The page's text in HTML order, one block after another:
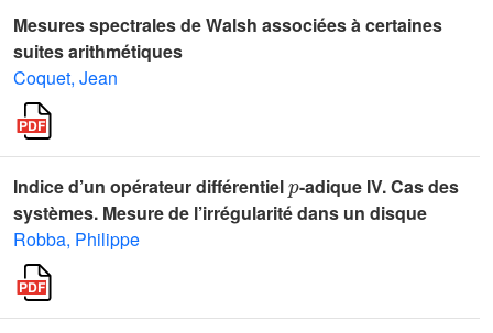
Mesures spectrales de Walsh associées à certaines
suites arithmétiques
Coquet, Jean
Indice d’un opérateur différentiel -adique IV. Cas des
systèmes. Mesure de l’irrégularité dans un disque
Robba, Philippe